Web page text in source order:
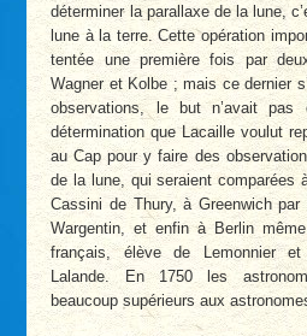
déterminer la parallaxe de la lune,
lune à la terre. Cette opération
tentée une première fois par
Wagner et Kolbe ; mais ce dernier
observations, le but n’avait
détermination que Lacaille voulut
au Cap pour y faire des
de la lune, qui seraient comparées
Cassini de Thury, à Greenwich
Wargentin, et enfin à Berlin
français, élève de Lemonnier
Lalande. En 1750 les
beaucoup supérieurs aux